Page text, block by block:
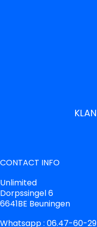
CONTACT INFO
Unlimited
Dorpssingel 6
6641BE Beuningen
Whatsapp : 06.47-60-